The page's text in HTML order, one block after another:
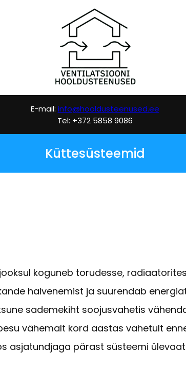
E-mail: info@hooldusteenused.ee
Tel: +372 5858 9086
Küttesüsteemid
koguneb torudesse,
halvenemist ja suurendab
sademekiht soojusvahetis
vähemalt kord aastas vahetult
asjatundjaga pärast süsteemi